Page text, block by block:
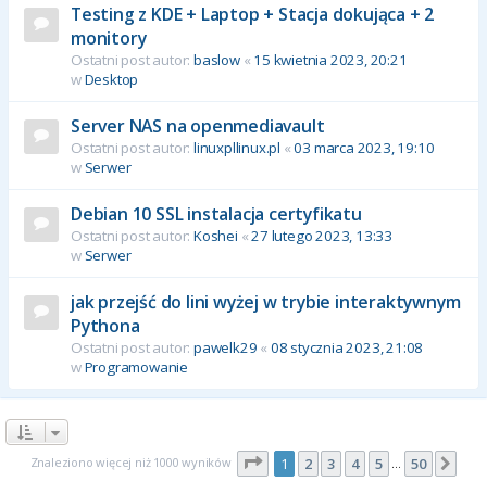
Testing z KDE + Laptop + Stacja dokująca + 2
monitory
Ostatni post autor: baslow« 15 kwietnia 2023, 20:21
wDesktop
Server NAS na openmediavault
Ostatni post autor: linuxpllinux.pl «03 marca 2023, 19:10
w Serwer
Debian 10 SSL instalacja certyfikatu
Ostatni post autor: Koshei «27 lutego 2023, 13:33
w Serwer
jak przejść do lini wyżej w trybie interaktywnym
Pythona
Ostatni post autor: pawelk29 « 08 stycznia 2023, 21:08
wProgramowanie
Znaleziono więcej niż 1000 wyników Strona z50
1 2 3 4 5 … 50